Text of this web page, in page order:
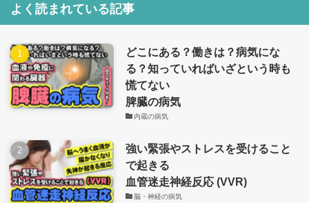
よく読まれている記事
どこにある？働きは？病気にな
る？知っていればいざという時も
慌てない
脾臓の病気
内蔵の病気
強い緊張やストレスを受けること
で起きる
血管迷走神経反応 (VVR)
脳・神経の病気